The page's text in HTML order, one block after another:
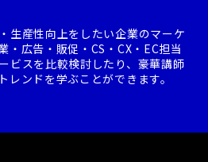
生産性向上をしたい企業のマーケ
・広告・販促・CS・CX・EC担当
ビスを比較検討したり、豪華講師
レンドを学ぶことができます。